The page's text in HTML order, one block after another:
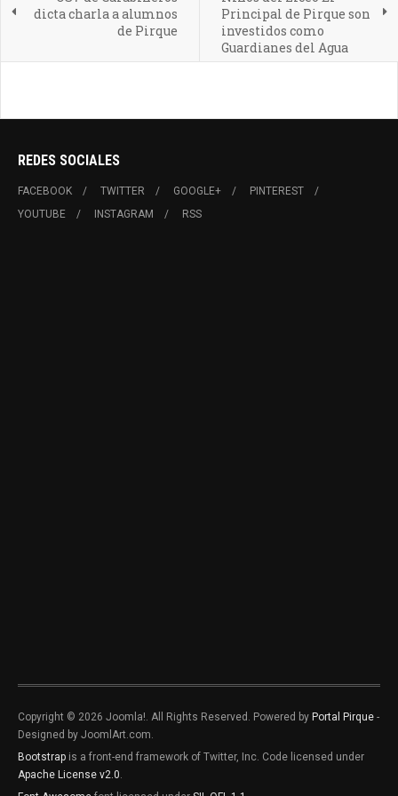
dicta charla a alumnos
de Pirque
Principal de Pirque son
investidos como
Guardianes del Agua
REDES SOCIALES
FACEBOOK TWITTER GOOGLE+
PINTEREST
YOUTUBE
INSTAGRAM RSS
Copyright © 2026 Joomla!. All Rights Reserved. Powered by Portal Pirque -
Designed by JoomlArt.com.
Bootstrap is a front-end framework of Twitter, Inc. Code licensed under
Apache License v2.0.